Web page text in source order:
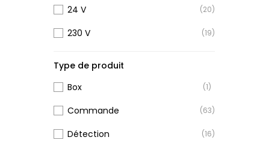
24 V (20)
230 V (19)
Type de produit
Box
(1)
Commande (63)
Détection (16)